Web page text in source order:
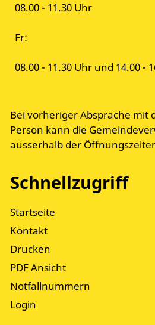
08.00 - 11.30 Uhr
Fr:
08.00 - 11.30 Uhr und 14.00 -
Bei vorheriger Absprache mit
Person kann die
ausserhalb der
Schnellzugriff
Startseite
Kontakt
Drucken
PDF Ansicht
Notfallnummern
Login